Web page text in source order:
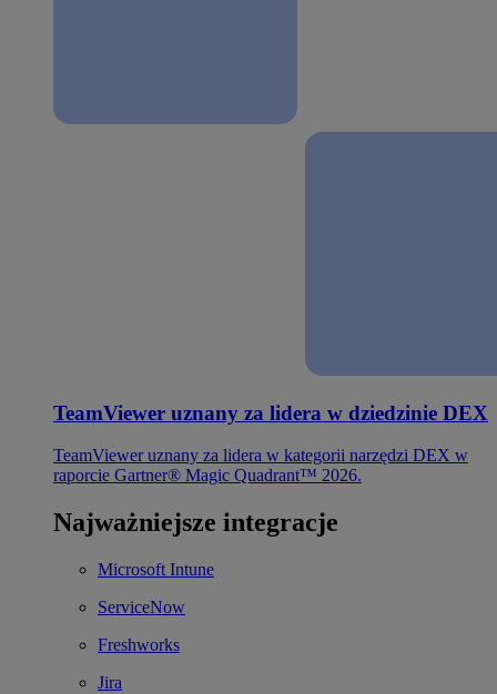
TeamViewer uznany za lidera w dziedzinie DEX
TeamViewer uznany za lidera w kategorii narzędzi DEX w
raporcie Gartner® Magic Quadrant™ 2026.
Najważniejsze integracje
Microsoft Intune
ServiceNow
Freshworks
Jira